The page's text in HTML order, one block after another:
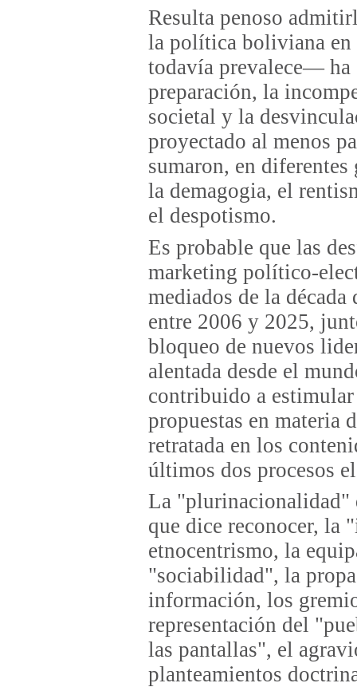
Resulta penoso
la política boliviana en
todavía prevalece—
preparación, la
societal y la
proyectado al menos
sumaron, en
la demagogia, el
el despotismo.
Es probable que las
marketing político-
mediados de la
entre 2006 y 2025,
bloqueo de nuevos
alentada desde el
contribuido a
propuestas en materia
retratada en los
últimos dos procesos
La "plurinacionalidad"
que dice reconocer, la
etnocentrismo, la
"sociabilidad", la
información, los
representación del
las pantallas", el
planteamientos